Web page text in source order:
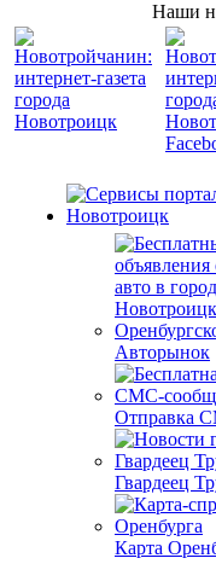
Наши
Авторынок
Отправка
Гвардеец
Карта